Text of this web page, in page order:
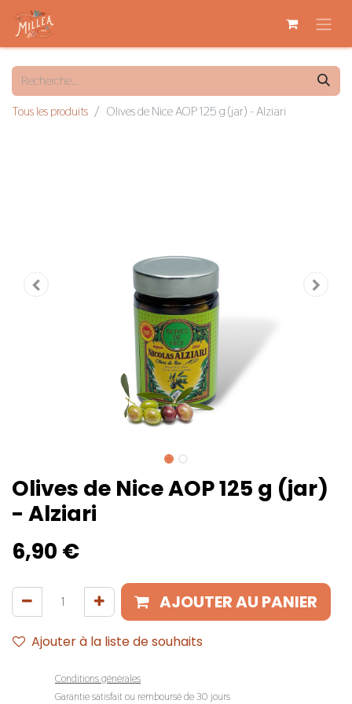
Tous les produits Olives de Nice AOP 125 g (jar) - Alziari
Olives de Nice AOP 125 g (jar)
- Alziari
6,90 €
AJOUTER AU PANIER
Ajouter à la liste de souhaits
Conditions générales
Garantie satisfait ou remboursé de 30 jours